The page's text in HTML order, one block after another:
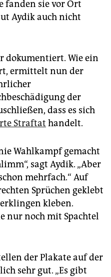
fanden sie vor Ort
Aydik auch nicht
dokumentiert. Wie ein
ermittelt nun der
der
dass es sich
Straftat handelt.
Wahlkampf gemacht
sagt Aydik. „Aber
mehrfach.“ Auf
Sprüchen geklebt
kleben.
nur noch mit Spachtel
der Plakate auf der
sehr gut. „Es gibt